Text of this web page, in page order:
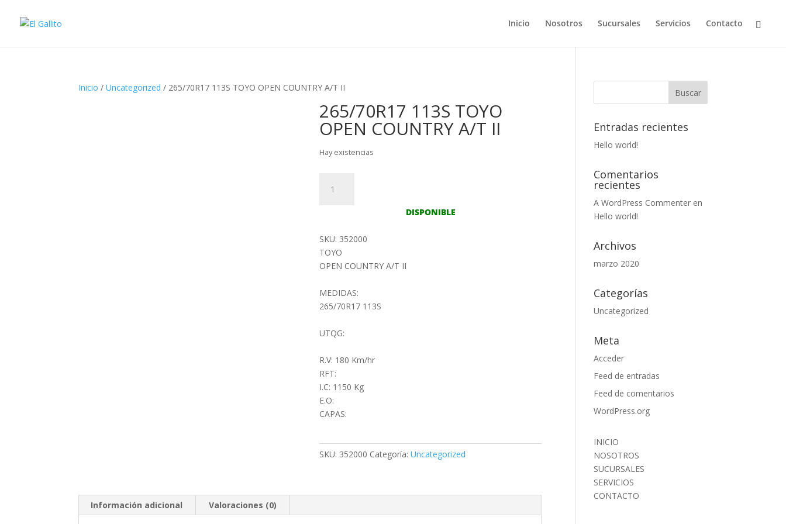
Inicio Nosotros Sucursales Servicios Contacto
Inicio /Uncategorized / 265/70R17 113S TOYO OPEN COUNTRY A/T II
265/70R17 113S TOYO
OPEN COUNTRY A/T II
Hay existencias
113S
DISPONIBLE
SKU: 352000
TOYO
OPEN COUNTRY A/T II
MEDIDAS:
265/70R17 113S
UTQG:
R.V: 180 Km/hr
RFT:
I.C: 1150 Kg
E.O:
CAPAS:
SKU: 352000 Categoría:Uncategorized
Información adicional Valoraciones (0)
Entradas recientes
Hello world!
Comentarios
recientes
A WordPress Commenter en
Hello world!
Archivos
marzo 2020
Categorías
Uncategorized
Meta
Acceder
Feed de entradas
Feed de comentarios
WordPress.org
INICIO
NOSOTROS
SUCURSALES
SERVICIOS
CONTACTO